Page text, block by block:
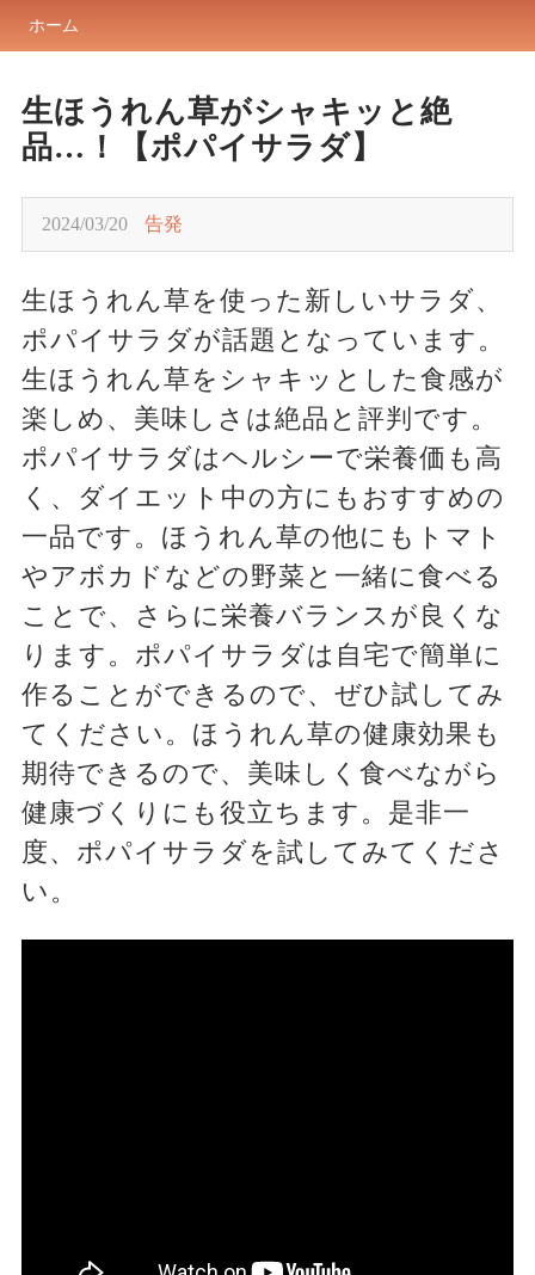
ホーム
生ほうれん草がシャキッと絶
品…！【ポパイサラダ】
2024/03/20 告発
生ほうれん草を使った新しいサラダ、
ポパイサラダが話題となっています。
生ほうれん草をシャキッとした食感が
楽しめ、美味しさは絶品と評判です。
ポパイサラダはヘルシーで栄養価も高
く、ダイエット中の方にもおすすめの
一品です。ほうれん草の他にもトマト
やアボカドなどの野菜と一緒に食べる
ことで、さらに栄養バランスが良くな
ります。ポパイサラダは自宅で簡単に
作ることができるので、ぜひ試してみ
てください。ほうれん草の健康効果も
期待できるので、美味しく食べながら
健康づくりにも役立ちます。是非一
度、ポパイサラダを試してみてくださ
い。